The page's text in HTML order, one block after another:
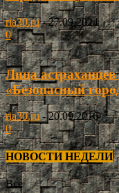
ria30.ru - 27.09.2024
0
Лица
«Безопасный
ria30.ru - 20.09.2016
0
НОВОСТИ НЕДЕЛИ
Все